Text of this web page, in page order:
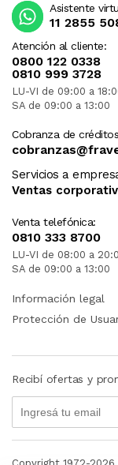
Atención al cliente:
0800 122 0338
0810 999 3728
LU-VI de 09:00 a
SA de 09:00 a 13:00
Cobranza de
Servicios a
Ventas
Venta telefónica:
0810 333 8700
LU-VI de 08:00 a
SA de 09:00 a 13:00
Asistente
11 2855
Información legal
Protección de
Recibí ofertas y